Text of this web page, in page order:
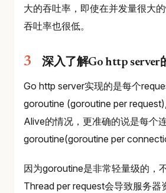
大的吞吐率，即使在并发量很大
吞吐率也很低。
深入了解Go http server
Go http server实现的是每个
goroutine (goroutine per
Alive的情况，更准确的说是每个
goroutine(goroutine per
因为goroutine是非常轻量级的，
Thread per request会导致服务器